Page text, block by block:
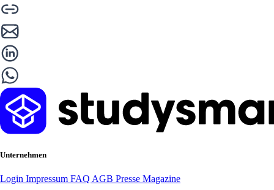
Unternehmen
Login Impressum FAQ AGB Presse Magazine